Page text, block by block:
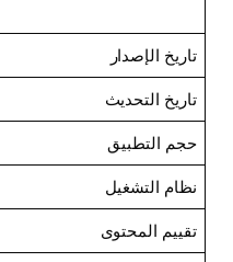
تاريخ الإصدار
تاريخ التحديث
حجم التطبيق
نظام التشغيل
تقييم المحتوى